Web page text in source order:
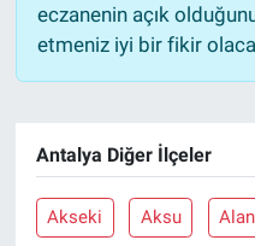
eczanenin açık
etmeniz iyi bir fikir
Antalya Diğer İlçeler
Akseki Aksu